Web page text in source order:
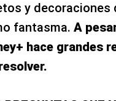
y decoraciones
fantasma. A
hace grandes